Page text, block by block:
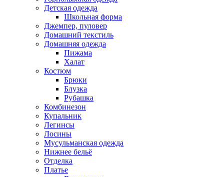
Детская одежда
Школьная форма
Джемпер, пуловер
Домашний текстиль
Домашняя одежда
Пижама
Халат
Костюм
Брюки
Блузка
Рубашка
Комбинезон
Купальник
Легинсы
Лосины
Мусульманская одежда
Нижнее бельё
Отделка
Платье